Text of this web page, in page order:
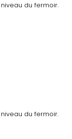
du fermoir.
du fermoir.